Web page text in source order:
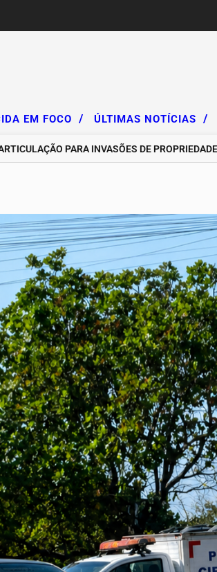
EM FOCO / ÚLTIMAS NOTÍCIAS /
PARA INVASÕES DE PROPRIEDADES EM